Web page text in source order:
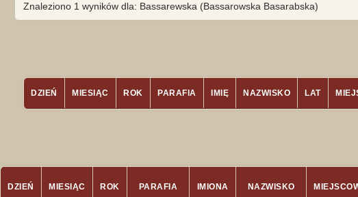
Znaleziono 1 wyników dla: Bassarewska (Bassarowska Basarabska)
DZIEŃ MIESIĄC ROK PARAFIA IMIĘ NAZWISKO LAT
DZIEŃ MIESIĄC ROK PARAFIA IMIONA NAZWISKO